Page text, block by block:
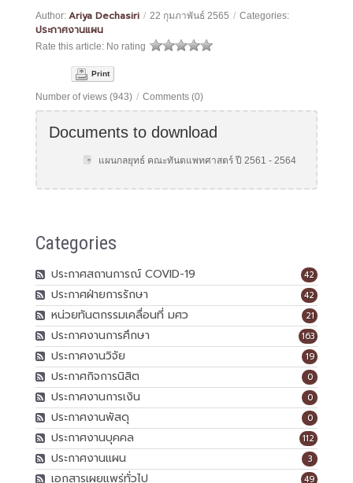
Author: Ariya Dechasiri / 22 กุมภาพันธ์ 2565 / Categories:
ประกาศงานแผน
Rate this article: No rating
Print
Number of views (943) / Comments (0)
Documents to download
แผนกลยุทธ์ คณะทันตแพทศาสตร์ ปี 2561 - 2564
Categories
42
ประกาศสถานการณ์ COVID-19
42
ประกาศฝ่ายการรักษา
21
หน่วยทันตกรรมเคลื่อนที่ มศว
163
ประกาศงานการศึกษา
19
ประกาศงานวิจัย
0
ประกาศกิจการนิสิต
0
ประกาศงานการเงิน
0
ประกาศงานพัสดุ
112
ประกาศงานบุคคล
3
ประกาศงานแผน
49
เอกสารเผยแพร่ทั่วไป